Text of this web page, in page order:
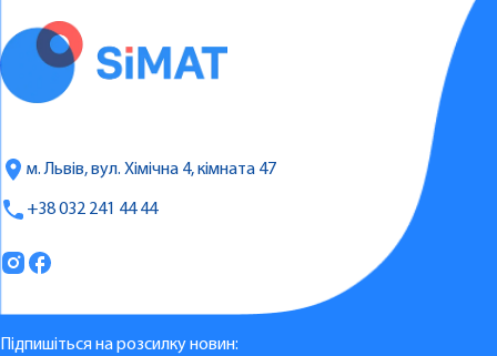
м. Львів, вул. Хімічна 4, кімната 47
+38 032 241 44 44
Підпишіться на розсилку новин: